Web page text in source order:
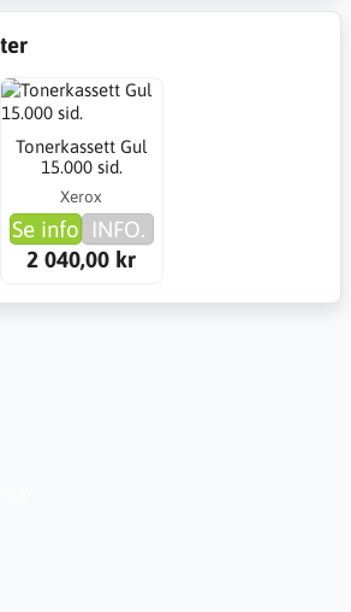
Tonerkassett Gul
15.000 sid.
Xerox
Se info INFO.
2 040,00 kr